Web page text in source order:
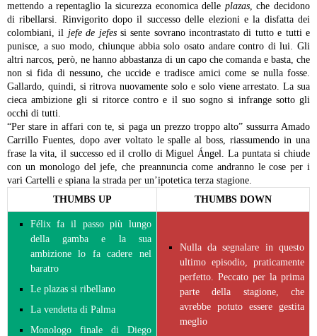
mettendo a repentaglio la sicurezza economica delle plazas, che decidono
di ribellarsi. Rinvigorito dopo il successo delle elezioni e la disfatta dei
colombiani, il jefe de jefessi sente sovrano incontrastato di tutto e tutti e
punisce, a suo modo, chiunque abbia solo osato andare contro di lui. Gli
altri narcos, però, ne hanno abbastanza di un capo che comanda e basta, che
non si fida di nessuno, che uccide e tradisce amici come se nulla fosse.
Gallardo, quindi, si ritrova nuovamente solo e solo viene arrestato. La sua
cieca ambizione gli si ritorce contro e il suo sogno si infrange sotto gli
occhi di tutti.
“Per stare in affari con te, si paga un prezzo troppo alto” sussurra Amado
Carrillo Fuentes, dopo aver voltato le spalle al boss, riassumendo in una
frase la vita, il successo ed il crollo di Miguel Ángel. La puntata si chiude
con un monologo del jefe, che preannuncia come andranno le cose per i
vari Cartelli e spiana la strada per un’ipotetica terza stagione.
THUMBS UP
THUMBS DOWN
Félix fa il passo più lungo
della gamba e la sua
ambizione lo fa cadere nel
baratro
Le plazas si ribellano
La vendetta di Palma
Monologo finale di Diego
Nulla da segnalare in questo
ultimo episodio, praticamente
perfetto. Peccato per la prima
parte della stagione, che
avrebbe potuto essere gestita
meglio